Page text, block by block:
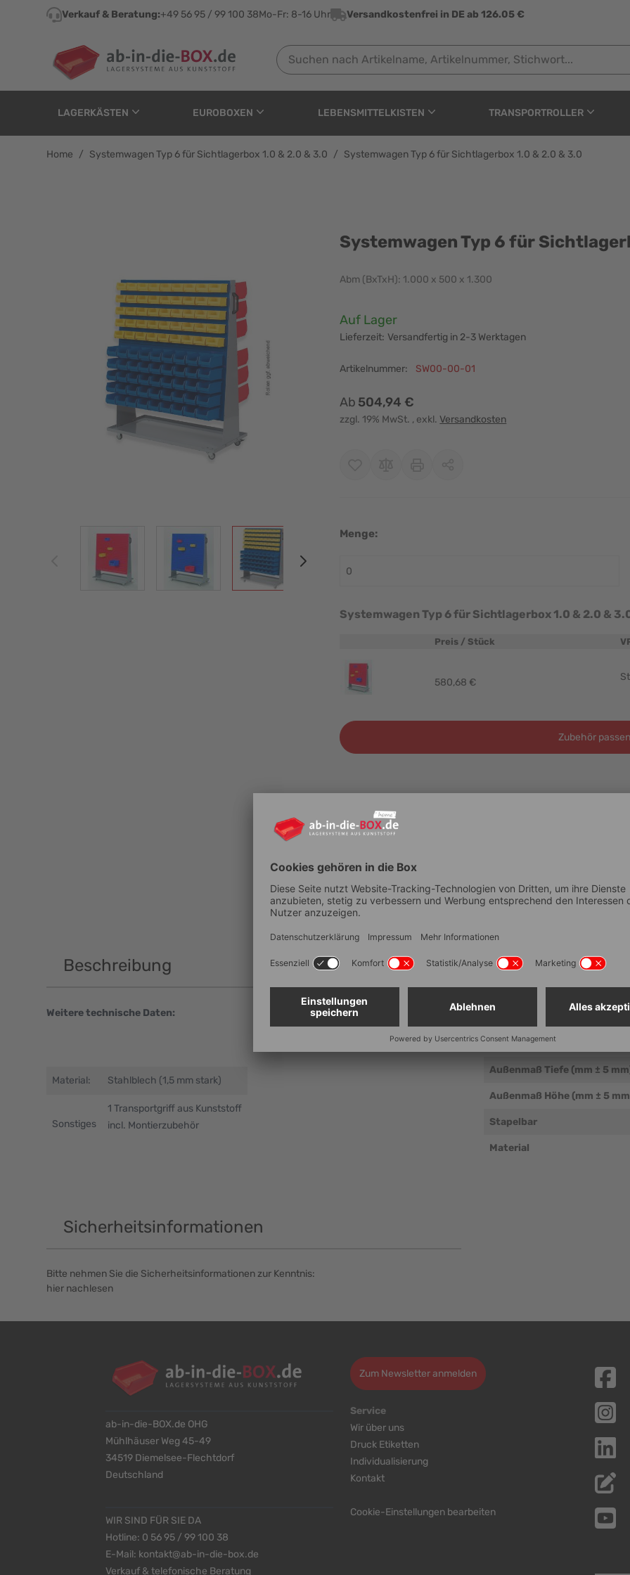
Direkt zum Inhalt
Verkauf & Beratung:+49 56 95 / 99 100 38Mo-Fr: 8-16 Uhr Versandkostenfrei in DE ab 126.05 €
Suchen nach Artikelname, Artikelnummer, Stichwort...
LAGERKÄSTEN EUROBOXEN LEBENSMITTELKISTEN TRANSPORTROLLER
Home / Systemwagen Typ 6 für Sichtlagerbox 1.0 & 2.0 & 3.0 / Systemwagen Typ 6 für Sichtlagerbox 1.0 & 2.0 & 3.0
Systemwagen Typ 6 für Sichtlagerbox 1.0 &
View larger imageView larger imageView larger imageView larger image
Systemwagen Typ 6 für
Abm (BxTxH): 1.000 x 500 x 1.300
Verfügbarkeit:
Auf Lager
Lieferzeit: Versandfertig in 2-3 Werktagen
Artikelnummer: SW00-00-01
Ab 504,94 €
zzgl. 19% MwSt. , exkl. Versandkosten
Menge:
Systemwagen Typ 6 für Sichtlagerbox 1.0 & 2.0 &
Preis / Stück
580,68 €
Zubehör
Beschreibung
Weitere technische Daten:
Material: Stahlblech (1,5 mm stark)
Sonstiges
1 Transportgriff aus Kunststoff
incl. Montierzubehör
Technische
Außenmaß Breite (mm ± 5
Außenmaß Tiefe (mm ± 5
Außenmaß Höhe (mm ± 5
Stapelbar
Material
Sicherheitsinformationen
Bitte nehmen Sie die Sicherheitsinformationen zur Kenntnis:
hier nachlesen
ab-in-die-BOX.de OHG
Mühlhäuser Weg 45-49
34519 Diemelsee-Flechtdorf
Deutschland
WIR SIND FÜR SIE DA
Hotline: 0 56 95 / 99 100 38
E-Mail: kontakt@ab-in-die-box.de
Verkauf & telefonische Beratung
Zum Newsletter anmelden
Service
Wir über uns
Druck Etiketten
Individualisierung
Kontakt
Cookie-Einstellungen bearbeiten